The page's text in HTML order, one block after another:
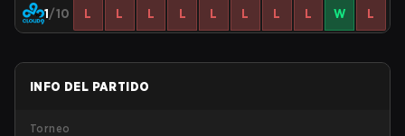
1/10 L L L L L L L L W L
INFO DEL PARTIDO
Torneo